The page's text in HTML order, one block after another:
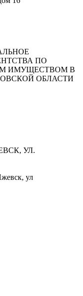
ПО
ИМУЩЕСТВОМ В
ОБЛАСТИ
УЛ.
ул